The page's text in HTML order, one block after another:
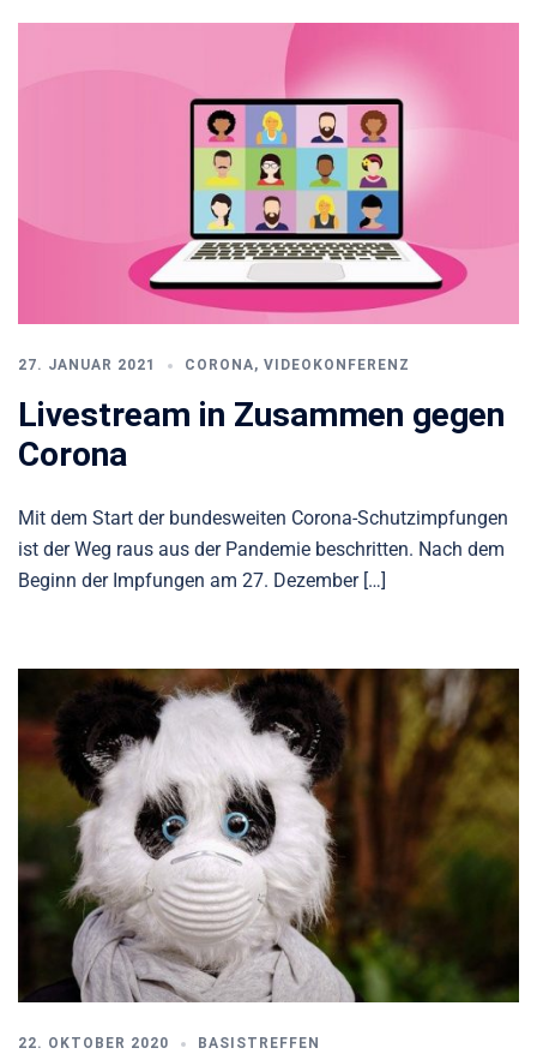
27. JANUAR 2021 CORONA, VIDEOKONFERENZ
Livestream in Zusammen gegen
Corona
Mit dem Start der bundesweiten Corona-Schutzimpfungen
ist der Weg raus aus der Pandemie beschritten. Nach dem
Beginn der Impfungen am 27. Dezember […]
22. OKTOBER 2020 BASISTREFFEN